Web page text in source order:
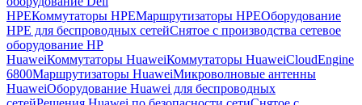
HPEКоммутаторы HPEМаршрутизаторы HPEОборудование
HPE для беспроводных сетейСнятое с производства сетевое
оборудование HP
HuaweiКоммутаторы HuaweiКоммутаторы HuaweiCloudEngine
6800Маршрутизаторы HuaweiМикроволновые антенны
HuaweiОборудование Huawei для беспроводных